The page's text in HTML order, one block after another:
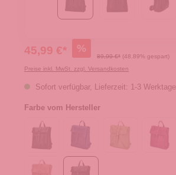
45,99 €* %
89,99 €* (48.89% gespart)
Preise inkl. MwSt. zzgl. Versandkosten
Sofort verfügbar, Lieferzeit: 1-3 Werktage
Farbe vom Hersteller